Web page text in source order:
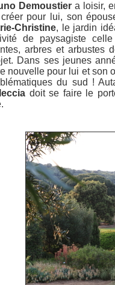
Demoustier a loisir,
pour lui, son
Christine, le jardin
de paysagiste
arbres et arbustes
Dans ses jeunes
nouvelle pour lui et son
du sud !
doit se faire le